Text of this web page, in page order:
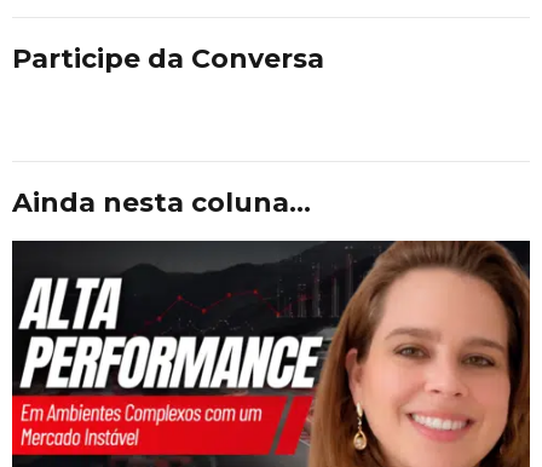
Participe da Conversa
Ainda nesta coluna...